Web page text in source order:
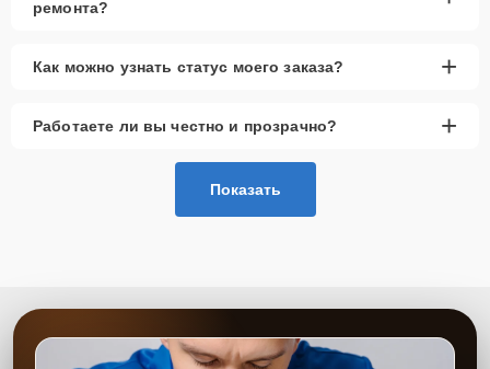
ремонта?
Как можно узнать статус моего заказа? +
Работаете ли вы честно и прозрачно? +
Показать